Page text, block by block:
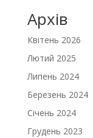
Архів
Квітень 2026
Лютий 2025
Липень 2024
Березень 2024
Січень 2024
Грудень 2023